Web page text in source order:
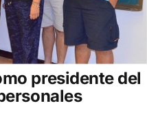
presidente del